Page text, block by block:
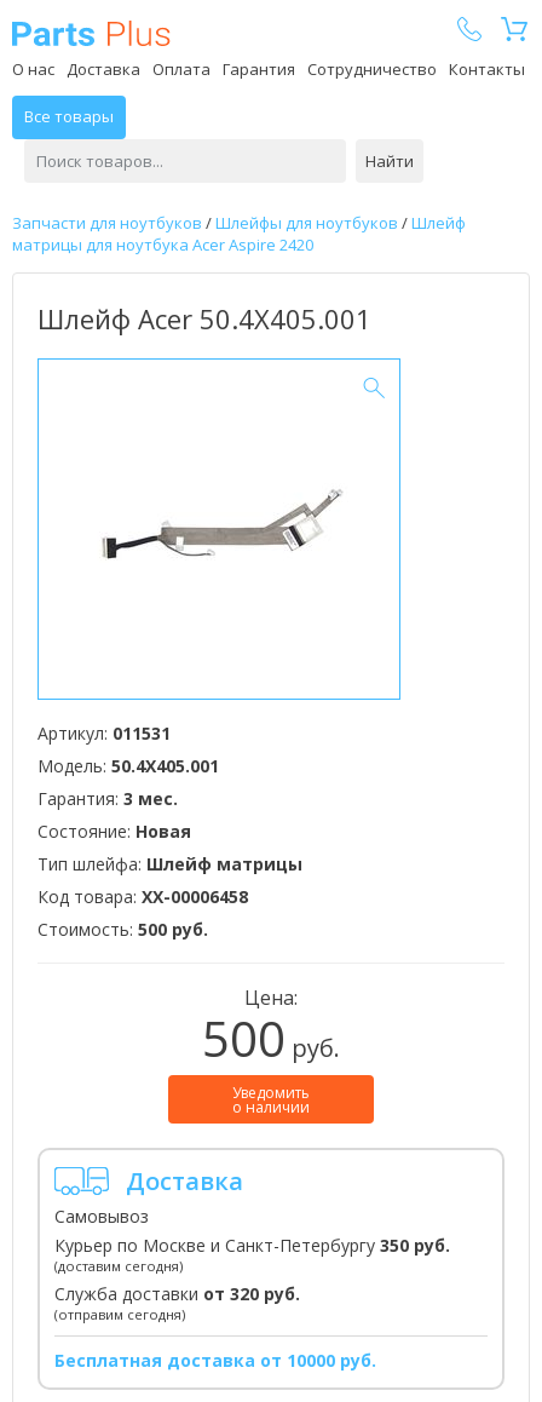
О нас Доставка Оплата Гарантия Сотрудничество Контакты
Все товары
Найти
Запчасти для ноутбуков /Шлейфы для ноутбуков /Шлейф
матрицы для ноутбука Acer Aspire 2420
Шлейф Acer 50.4X405.001
Артикул: 011531
Модель: 50.4X405.001
Гарантия: 3 мес.
Состояние: Новая
Тип шлейфа: Шлейф матрицы
Код товара: XX-00006458
Стоимость: 500 руб.
Цена:
500 руб.
Уведомить
о наличии
Доставка
Самовывоз
Курьер по Москве и Санкт-Петербургу 350 руб.
(доставим сегодня)
Служба доставки от 320 руб.
(отправим сегодня)
Бесплатная доставка от 10000 руб.